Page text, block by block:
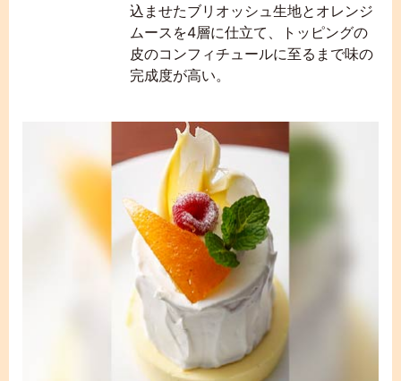
込ませたブリオッシュ生地とオレンジ
ムースを4層に仕立て、トッピングの
皮のコンフィチュールに至るまで味の
完成度が高い。